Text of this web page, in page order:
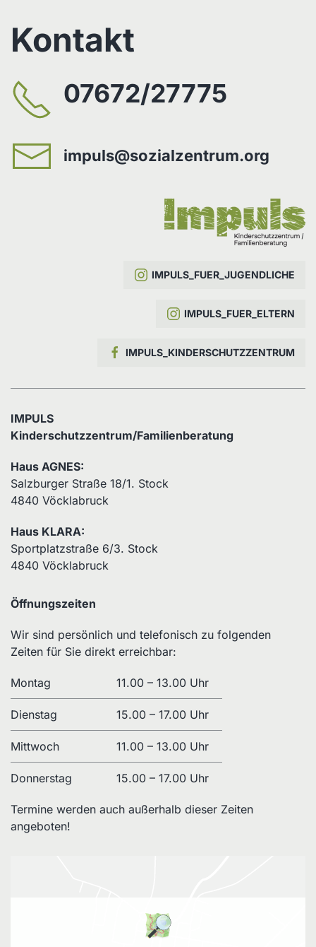
Kontakt
07672/27775
impuls@sozialzentrum.org
IMPULS_FUER_JUGENDLICHE
IMPULS_FUER_ELTERN
IMPULS_KINDERSCHUTZZENTRUM
IMPULS
Kinderschutzzentrum/Familienberatung
Haus AGNES:
Salzburger Straße 18/1. Stock
4840 Vöcklabruck
Haus KLARA:
Sportplatzstraße 6/3. Stock
4840 Vöcklabruck
Öffnungszeiten
Wir sind persönlich und telefonisch zu folgenden
Zeiten für Sie direkt erreichbar:
Montag 11.00 – 13.00 Uhr
Dienstag 15.00 – 17.00 Uhr
Mittwoch 11.00 – 13.00 Uhr
Donnerstag 15.00 – 17.00 Uhr
Termine werden auch außerhalb dieser Zeiten
angeboten!